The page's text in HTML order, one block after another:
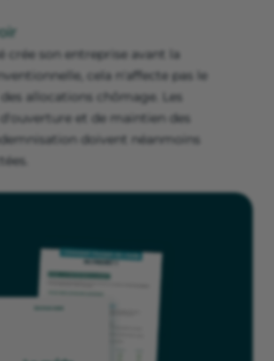
crée son entreprise avant la
cela n'affecte pas le
allocations chômage. Les
d'ouverture et de maintien des
doivent néanmoins